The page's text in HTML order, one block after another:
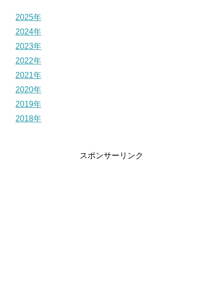
2025年
2024年
2023年
2022年
2021年
2020年
2019年
2018年
スポンサーリンク